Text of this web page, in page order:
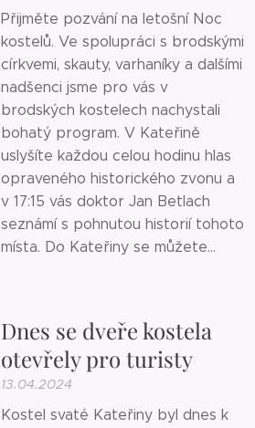
Přijměte pozvání na letošní Noc
kostelů. Ve spolupráci s brodskými
církvemi, skauty, varhaníky a dalšími
nadšenci jsme pro vás v
brodských kostelech nachystali
bohatý program. V Kateřině
uslyšíte každou celou hodinu hlas
opraveného historického zvonu a
v 17:15 vás doktor Jan Betlach
seznámí s pohnutou historií tohoto
místa. Do Kateřiny se můžete...
Dnes se dveře kostela
otevřely pro turisty
13.04.2024
Kostel svaté Kateřiny byl dnes k